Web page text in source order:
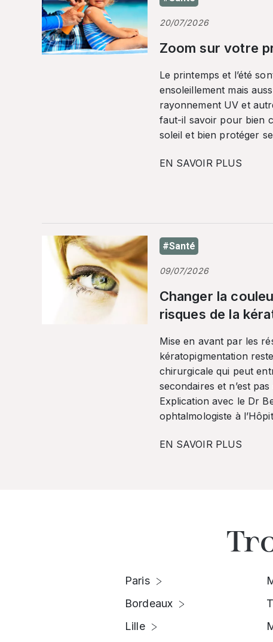
20/07/2026
Zoom sur votre
Le printemps et l’été
ensoleillement mais
rayonnement UV et
faut-il savoir pour bien
soleil et bien protéger
EN SAVOIR PLUS
#Santé
09/07/2026
Changer la
risques de la
Mise en avant par les
kératopigmentation
chirurgicale qui peut
secondaires et n’est
Explication avec le Dr
ophtalmologiste à
EN SAVOIR PLUS
Paris
Bordeaux
Lille